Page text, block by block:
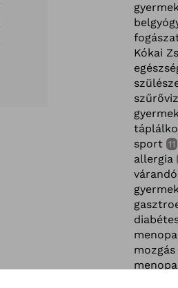
Kókai
sport 11
allergia
mozgás